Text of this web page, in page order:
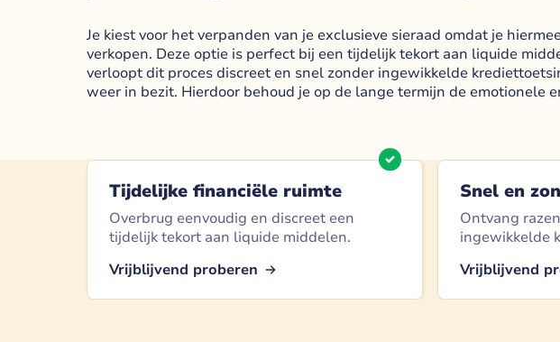
Je kiest voor het verpanden van je exclusieve sieraad omdat je
verkopen. Deze optie is perfect bij een tijdelijk tekort aan liquide
verloopt dit proces discreet en snel zonder ingewikkelde
weer in bezit. Hierdoor behoud je op de lange termijn de emotionele
Tijdelijke financiële ruimte
Overbrug eenvoudig en discreet een
tijdelijk tekort aan liquide middelen.
Vrijblijvend proberen
Snel en
Ontvang
ingewikkelde
Vrijblijvend